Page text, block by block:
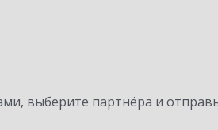
выберите партнёра и